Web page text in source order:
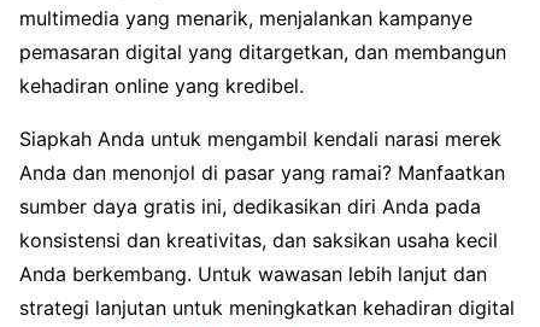
multimedia yang menarik, menjalankan kampanye
pemasaran digital yang ditargetkan, dan membangun
kehadiran online yang kredibel.
Siapkah Anda untuk mengambil kendali narasi merek
Anda dan menonjol di pasar yang ramai? Manfaatkan
sumber daya gratis ini, dedikasikan diri Anda pada
konsistensi dan kreativitas, dan saksikan usaha kecil
Anda berkembang. Untuk wawasan lebih lanjut dan
strategi lanjutan untuk meningkatkan kehadiran digital